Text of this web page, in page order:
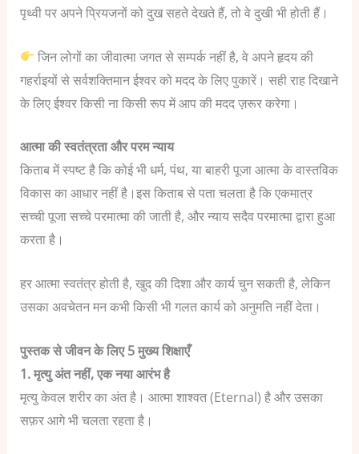
पृथ्वी पर अपने प्रियजनों को दुख सहते देखते हैं, तो वे दुखी भी होती हैं।
जिन लोगों का जीवात्मा जगत से सम्पर्क नहीं है, वे अपने हृदय की
गहर्राइयों से सर्वशक्तिमान ईश्वर को मदद के लिए पुकारें। सही राह दिखाने
के लिए ईश्वर किसी ना किसी रूप में आप की मदद ज़रूर करेगा।
आत्मा की स्वतंत्रता और परम न्याय
किताब में स्पष्ट है कि कोई भी धर्म, पंथ, या बाहरी पूजा आत्मा के वास्तविक
विकास का आधार नहीं है।इस किताब से पता चलता है कि एकमात्र
सच्ची पूजा सच्चे परमात्मा की जाती है, और न्याय सदैव परमात्मा द्वारा हुआ
करता है।
हर आत्मा स्वतंत्र होती है, खुद की दिशा और कार्य चुन सकती है, लेकिन
उसका अवचेतन मन कभी किसी भी गलत कार्य को अनुमति नहीं देता।
पुस्तक से जीवन के लिए 5 मुख्य शिक्षाएँ
1. मृत्यु अंत नहीं, एक नया आरंभ है
मृत्यु केवल शरीर का अंत है। आत्मा शाश्वत (Eternal) है और उसका
सफ़र आगे भी चलता रहता है।